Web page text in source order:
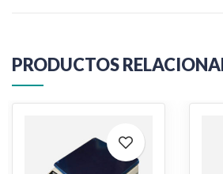
PRODUCTOS